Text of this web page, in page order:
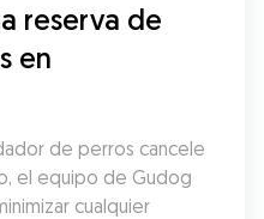
reserva de
en
de perros cancele
el equipo de Gudog
cualquier